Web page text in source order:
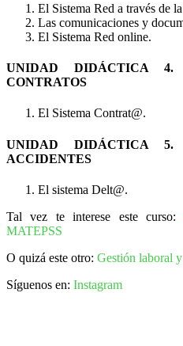
El Sistema Red a través de
Las comunicaciones y
El Sistema Red online.
UNIDAD DIDÁCTICA 4.
CONTRATOS
El Sistema Contrat@.
UNIDAD DIDÁCTICA 5.
ACCIDENTES
El sistema Delt@.
Tal vez te interese este curso:
MATEPSS
O quizá este otro: Gestión laboral
Síguenos en: Instagram